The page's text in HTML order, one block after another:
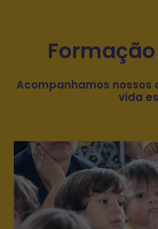
Acompanhamos nossos
vida